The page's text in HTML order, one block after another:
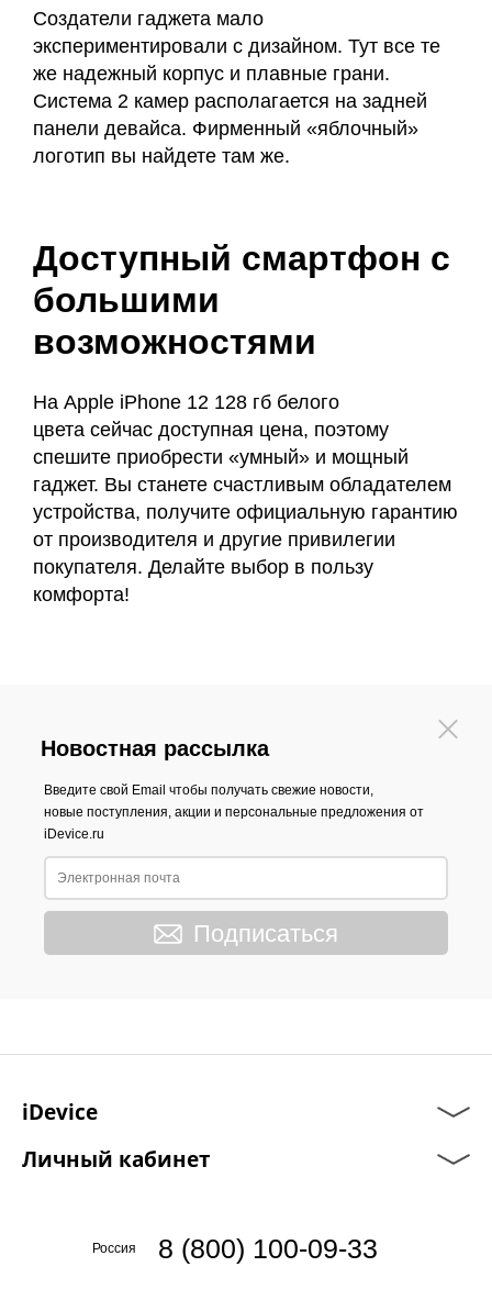
Создатели гаджета мало
экспериментировали с дизайном. Тут все те
же надежный корпус и плавные грани.
Система 2 камер располагается на задней
панели девайса. Фирменный «яблочный»
логотип вы найдете там же.
Доступный смартфон с
большими
возможностями
На Apple iPhone 12 128 гб белого
цвета сейчас доступная цена, поэтому
спешите приобрести «умный» и мощный
гаджет. Вы станете счастливым обладателем
устройства, получите официальную гарантию
от производителя и другие привилегии
покупателя. Делайте выбор в пользу
комфорта!
Новостная рассылка
Введите свой Email чтобы получать свежие новости,
новые поступления, акции и персональные предложения от
iDevice.ru
Подписаться
iDevice
Личный кабинет
Россия 8 (800) 100-09-33